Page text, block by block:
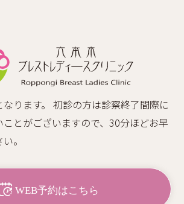
ります。 初診の方は診察終了間際に
とがございますので、30分ほどお早
。
WEB予約はこちら